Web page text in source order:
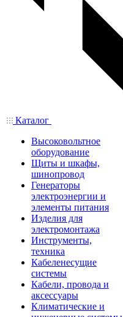
Каталог
Высоковольтное
оборудование
Щиты и шкафы,
шинопровод
Генераторы
электроэнергии и
элементы питания
Изделия для
электромонтажа
Инструменты,
техника
Кабеленесущие
системы
Кабели, провода и
аксессуары
Климатические и